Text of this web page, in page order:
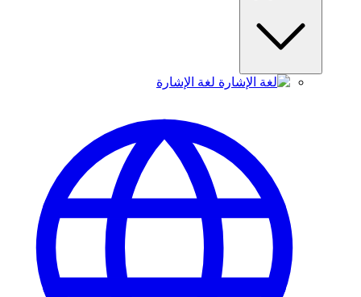
لغة الإشارة